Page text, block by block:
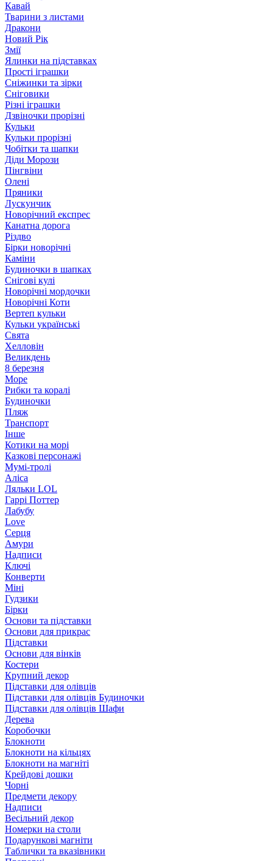
Кавай
Тварини з листами
Дракони
Новий Рік
Змії
Ялинки на підставках
Прості іграшки
Сніжинки та зірки
Сніговики
Різні іграшки
Дзвіночки прорізні
Кульки
Кульки прорізні
Чобітки та шапки
Діди Морози
Пінгвіни
Олені
Пряники
Лускунчик
Новорічний експрес
Канатна дорога
Різдво
Бірки новорічні
Каміни
Будиночки в шапках
Снігові кулі
Новорічні мордочки
Новорічні Коти
Вертеп кульки
Кульки українські
Свята
Хелловін
Великдень
8 березня
Море
Рибки та коралі
Будиночки
Пляж
Транспорт
Інше
Котики на морі
Казкові персонажі
Мумі-тролі
Аліса
Ляльки LOL
Гаррі Поттер
Лабубу
Love
Серця
Амури
Надписи
Ключі
Конверти
Міні
Гудзики
Бірки
Основи та підставки
Основи для прикрас
Підставки
Основи для вінків
Костери
Крупний декор
Підставки для олівців
Підставки для олівців Будиночки
Підставки для олівців Шафи
Дерева
Коробочки
Блокноти
Блокноти на кільцях
Блокноти на магніті
Крейдові дошки
Чорні
Предмети декору
Надписи
Весільний декор
Номерки на столи
Подарункові магніти
Таблички та вказівники